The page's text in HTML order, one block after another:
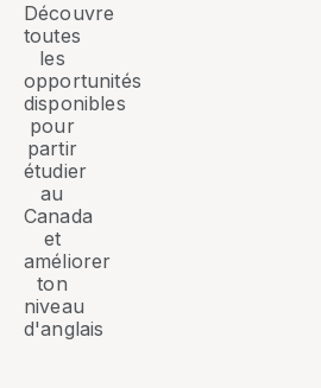
Découvre
toutes
les
opportunités
disponibles
pour
partir
étudier
au
Canada
et
améliorer
ton
niveau
d'anglais